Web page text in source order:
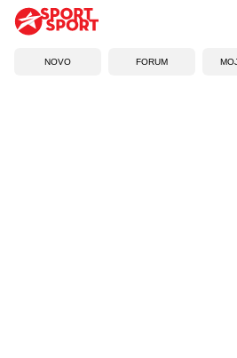
NOVO FORUM